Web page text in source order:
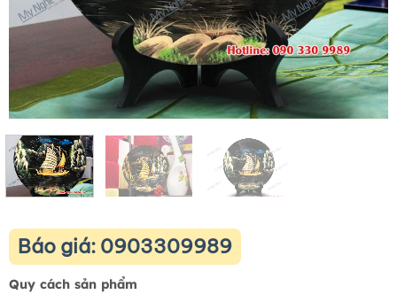
Báo giá: 0903309989
Quy cách sản phẩm